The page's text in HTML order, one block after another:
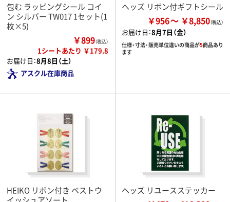
包む ラッピングシール コイ
ン シルバー TW017 1セット(1
枚×5)
￥899（税込）
1シートあたり ￥179.8
お届け日：8月8日（土）
アスクル在庫商品
ヘッズ リボン付ギフトシール
￥956 ￥8,850
お届け日：8月7日（金）
仕様・寸法・販売単位違いの商品が5商品あり
ます
HEIKO リボン付き ベストウ
イッシュアソート
ヘッズ リユースステッカー